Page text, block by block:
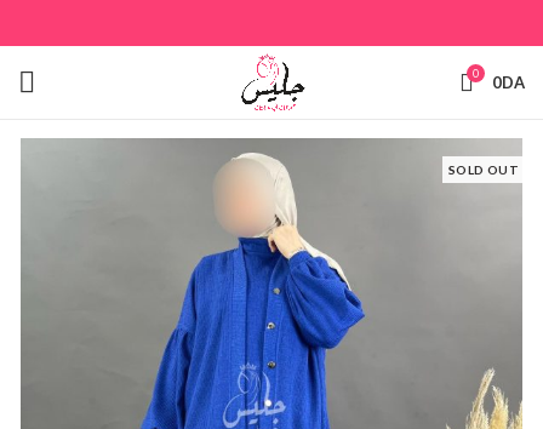
0 0DA
SOLD OUT